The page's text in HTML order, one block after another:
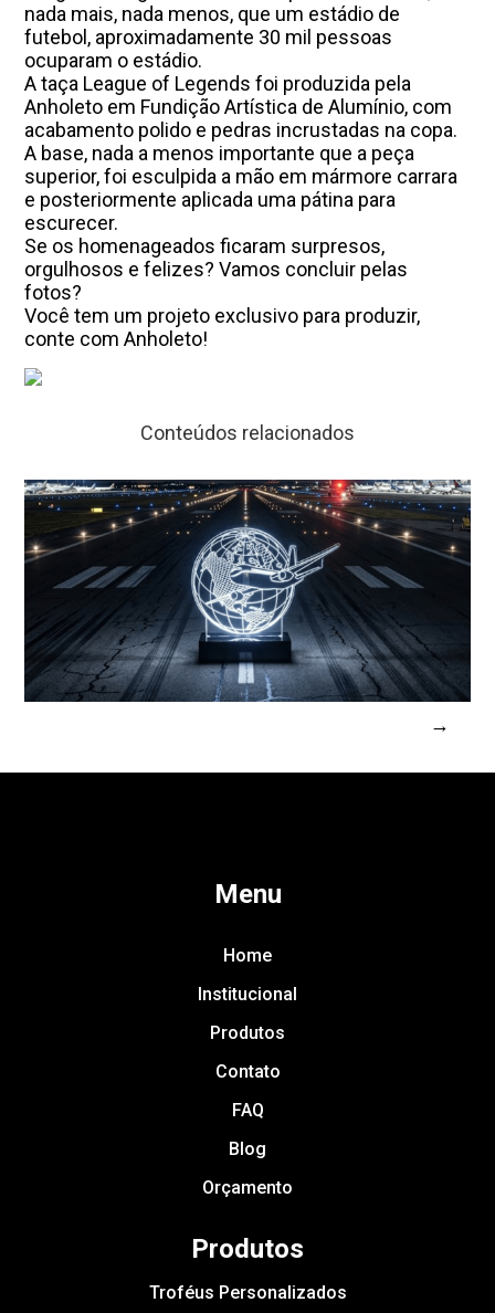
nada mais, nada menos, que um estádio de
futebol, aproximadamente 30 mil pessoas
ocuparam o estádio.
A taça League of Legends foi produzida pela
Anholeto em Fundição Artística de Alumínio, com
acabamento polido e pedras incrustadas na copa.
A base, nada a menos importante que a peça
superior, foi esculpida a mão em mármore carrara
e posteriormente aplicada uma pátina para
escurecer.
Se os homenageados ficaram surpresos,
orgulhosos e felizes? Vamos concluir pelas
fotos?
Você tem um projeto exclusivo para produzir,
conte com Anholeto!
Conteúdos relacionados
Menu
Home
Institucional
Produtos
Contato
FAQ
Blog
Orçamento
Produtos
Troféus Personalizados